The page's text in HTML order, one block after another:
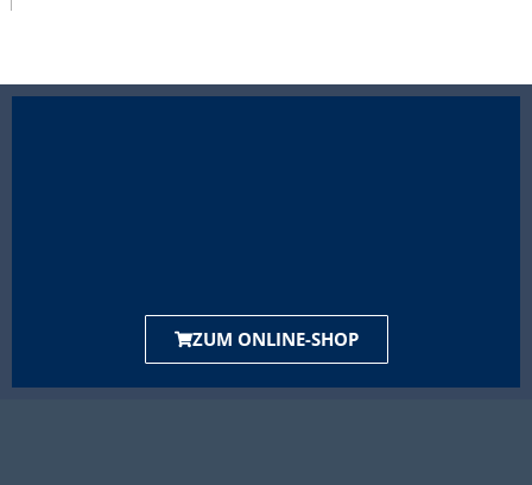
ZUM ONLINE-SHOP